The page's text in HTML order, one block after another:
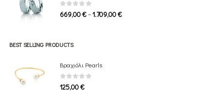
0 out of 5
669,00€–1.709,00€Price
BEST SELLING PRODUCTS
Βραχιόλι Pearls
0out of 5
125,00€